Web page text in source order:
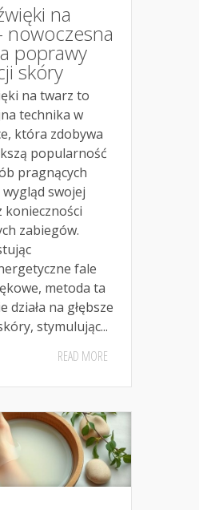
na
nowoczesna
poprawy
skóry
na twarz to
technika w
która zdobywa
popularność
pragnących
swojej
konieczności
zabiegów.
fale
metoda ta
działa na głębsze
stymulując...
READ MORE